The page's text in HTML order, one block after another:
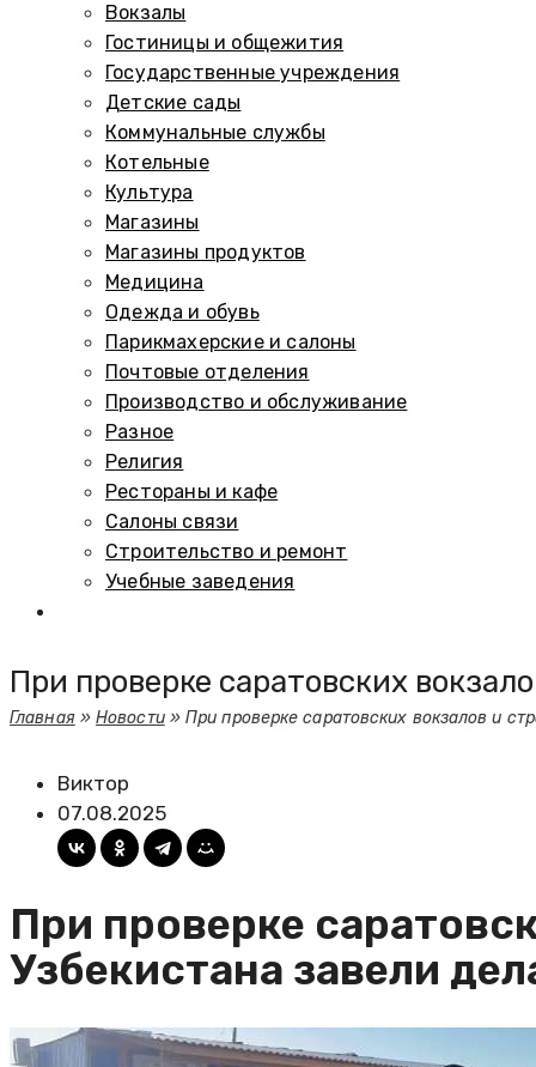
Вокзалы
Гостиницы и общежития
Государственные учреждения
Детские сады
Коммунальные службы
Котельные
Культура
Магазины
Магазины продуктов
Медицина
Одежда и обувь
Парикмахерские и салоны
Почтовые отделения
Производство и обслуживание
Разное
Религия
Рестораны и кафе
Салоны связи
Строительство и ремонт
Учебные заведения
При проверке саратовских
Главная»Новости»При проверке саратовских вокзалов и
Виктор
07.08.2025
При проверке
Узбекистана завели